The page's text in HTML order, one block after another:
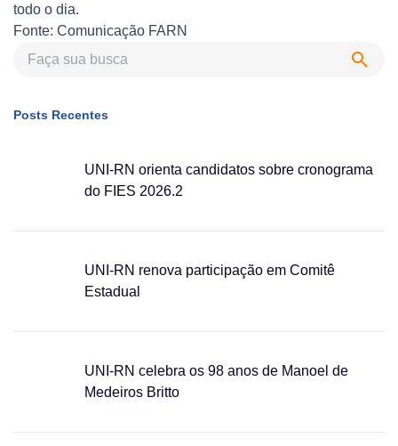
todo o dia.
Fonte: Comunicação FARN
Posts Recentes
UNI-RN orienta candidatos sobre cronograma
do FIES 2026.2
UNI-RN renova participação em Comitê
Estadual
UNI-RN celebra os 98 anos de Manoel de
Medeiros Britto